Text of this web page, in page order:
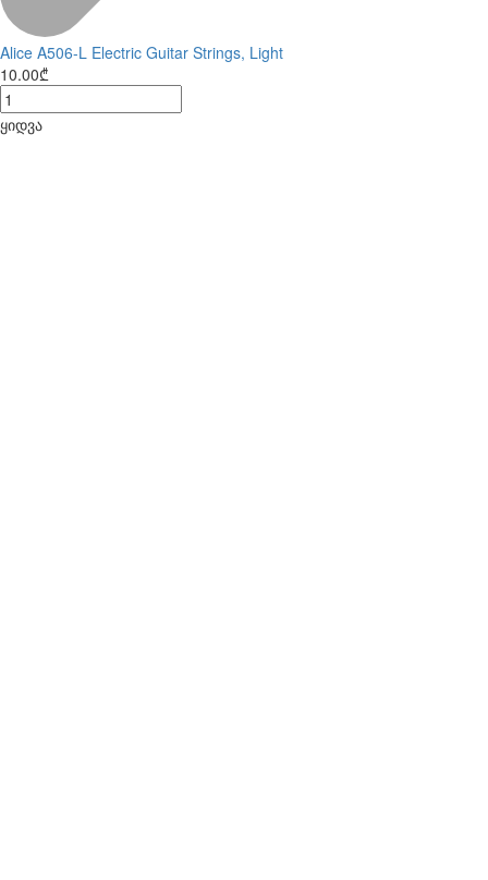
Alice A506-L Electric Guitar Strings, Light
10.00₾
ყიდვა